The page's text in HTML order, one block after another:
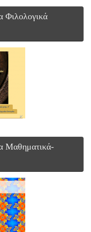
Φιλολογικά
Μαθηματικά-